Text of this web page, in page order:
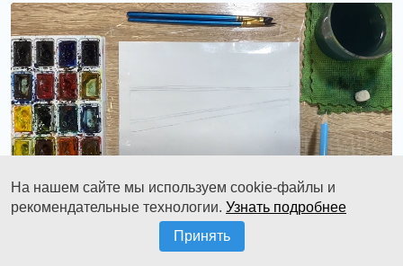
По центру у нас будет располагаться статуя.
На нашем сайте мы используем cookie-файлы и
рекомендательные технологии. Узнать подробнее
Принять